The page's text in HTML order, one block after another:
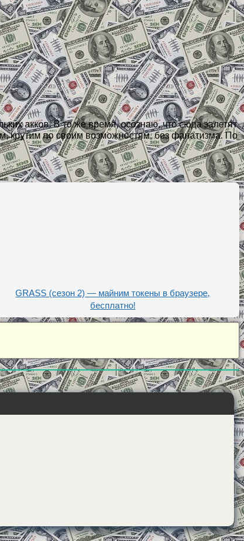
акков. В то же время, осознаю, что сюда залетят
крутим по своим возможностям, без фанатизма. По
GRASS (сезон 2) — майним токены в браузере,
бесплатно!